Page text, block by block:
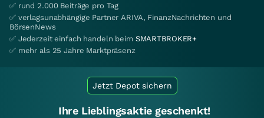
✅ rund 2.000 Beiträge pro Tag
✅ verlagsunabhängige Partner ARIVA, FinanzNachrichten und
BörsenNews
✅ Jederzeit einfach handeln beim SMARTBROKER+
✅ mehr als 25 Jahre Marktpräsenz
Jetzt Depot sichern
Ihre Lieblingsaktie geschenkt!